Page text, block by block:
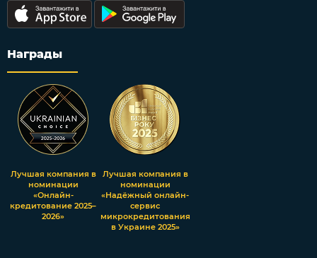
Награды
Лучшая компания в
номинации
«Онлайн-
кредитование 2025–
2026»
Лучшая компания в
номинации
«Надёжный онлайн-
сервис
микрокредитования
в Украине 2025»